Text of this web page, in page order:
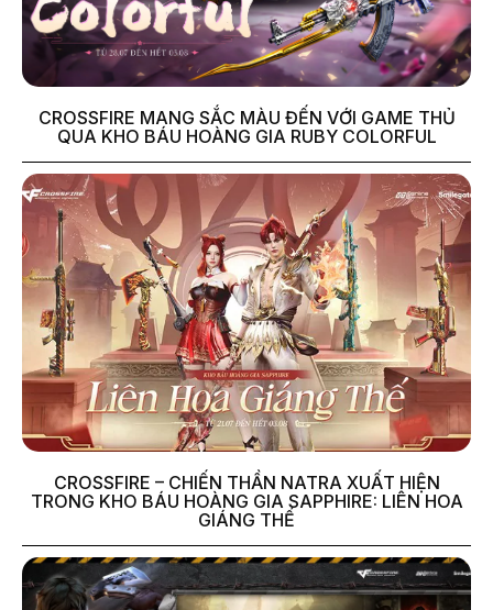
CROSSFIRE MANG SẮC MÀU ĐẾN VỚI GAME THỦ
QUA KHO BÁU HOÀNG GIA RUBY COLORFUL
CROSSFIRE – CHIẾN THẦN NATRA XUẤT HIỆN
TRONG KHO BÁU HOÀNG GIA SAPPHIRE: LIÊN HOA
GIÁNG THẾ